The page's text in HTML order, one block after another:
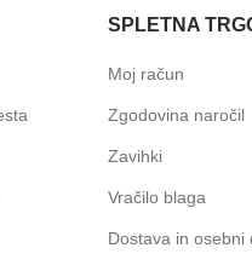
SPLETNA
Moj račun
Zgodovina naročil
Zavihki
Vračilo blaga
Dostava in osebni